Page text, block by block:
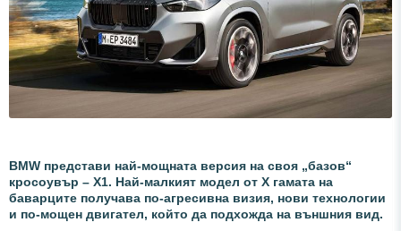
BMW представи най-мощната версия на своя „базов“
кросоувър – X1. Най-малкият модел от X гамата на
баварците получава по-агресивна визия, нови технологии
и по-мощен двигател, който да подхожда на външния вид.